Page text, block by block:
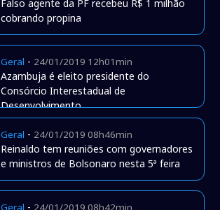
Falso agente da PF recebeu R$ 1 milhão
cobrando propina
Geral - 24/01/2019 12h01min
Azambuja é eleito presidente do
Consórcio Interestadual de
Desenvolvimento
Geral - 24/01/2019 08h46min
Reinaldo tem reuniões com governadores
e ministros de Bolsonaro nesta 5ª feira
-